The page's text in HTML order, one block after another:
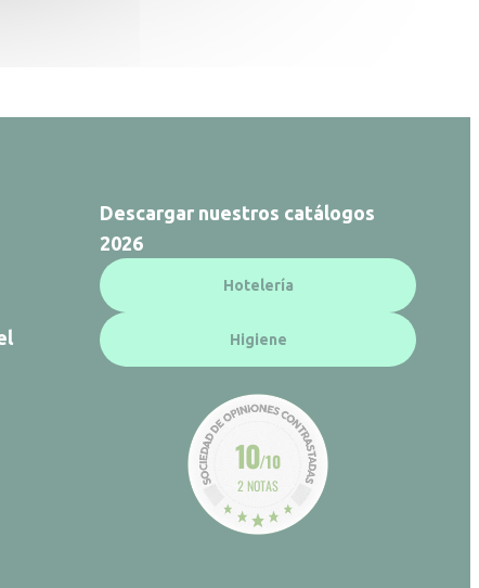
Descargar nuestros catálogos
2026
Hotelería
Higiene
10/10
2 NOTAS